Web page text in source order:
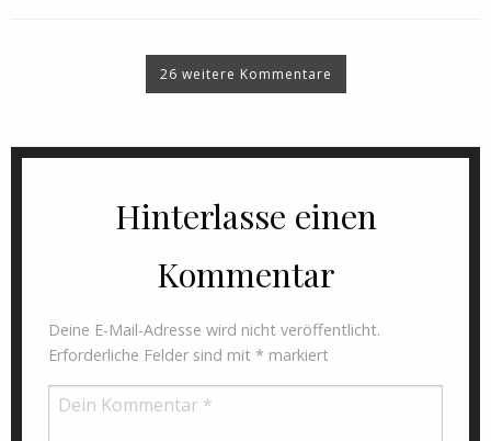
26 weitere Kommentare
Hinterlasse einen
Kommentar
Deine E-Mail-Adresse wird nicht veröffentlicht.
Erforderliche Felder sind mit * markiert